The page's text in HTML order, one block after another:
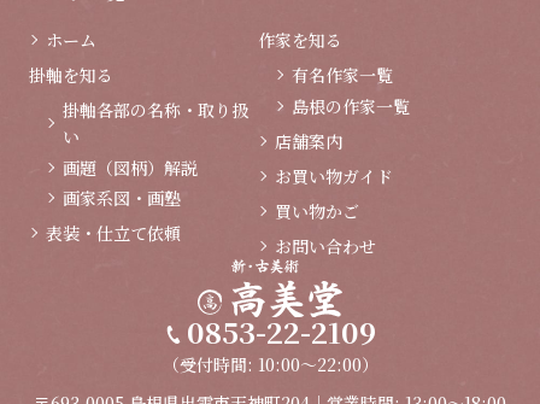
ホーム
掛軸を知る
掛軸各部の名称・取り扱
い
画題（図柄）解説
画家系図・画塾
表装・仕立て依頼
作家を知る
有名作家一覧
島根の作家一覧
店舗案内
お買い物ガイド
買い物かご
お問い合わせ
0853-22-2109
（受付時間: 10:00～22:00）